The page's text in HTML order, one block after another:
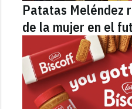
Patatas Meléndez
de la mujer en el